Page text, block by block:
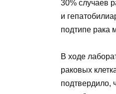
30% случаев
и
подтипе рака
В ходе
раковых
подтвердило,